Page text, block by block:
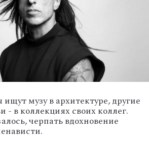
музу в архитектуре, другие
- в коллекциях своих коллег.
черпать вдохновение